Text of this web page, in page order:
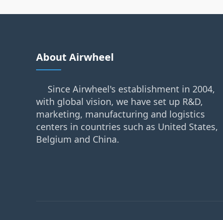
About Airwheel
Since Airwheel's establishment in 2004,
with global vision, we have set up R&D,
marketing, manufacturing and logistics
centers in countries such as United States,
Belgium and China.